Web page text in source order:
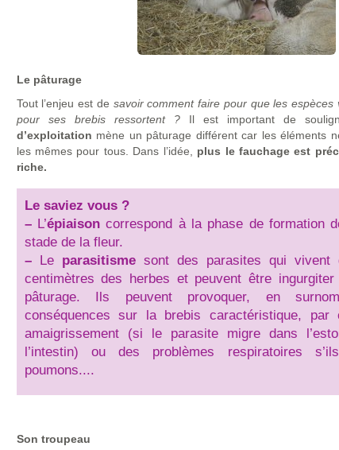
Le pâturage
Tout l’enjeu est de savoir comment faire pour que les espèces
pour ses brebis ressortent ?Il est important de
d’exploitation mène un pâturage différent car les éléments
les mêmes pour tous. Dans l’idée, plus le fauchage est
riche.
Le saviez vous ?
–L’épiaisoncorrespond à la phase de formation
stade de la fleur.
–Le parasitismesont des parasites qui vivent
centimètres des herbes et peuvent être
pâturage. Ils peuvent provoquer, en
conséquences sur la brebis caractéristique, par
amaigrissement (si le parasite migre dans
l’intestin) ou des problèmes respiratoires
poumons....
Son troupeau